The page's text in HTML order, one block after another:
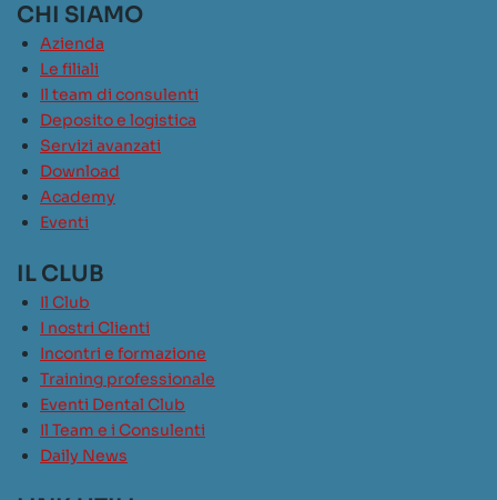
CHI SIAMO
Azienda
Le filiali
Il team di consulenti
Deposito e logistica
Servizi avanzati
Download
Academy
Eventi
IL CLUB
Il Club
I nostri Clienti
Incontri e formazione
Training professionale
Eventi Dental Club
Il Team e i Consulenti
Daily News